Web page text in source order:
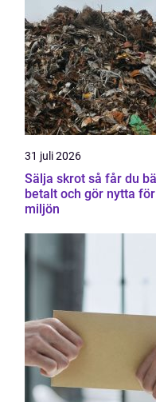
31 juli 2026
Sälja skrot så får du bättre
betalt och gör nytta för
miljön